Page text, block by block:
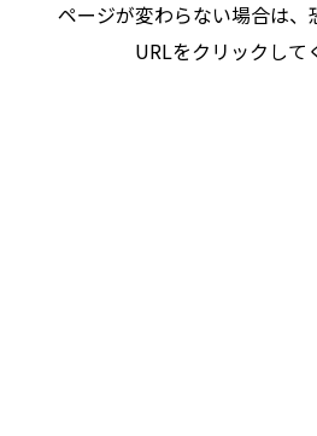
ページが変わらない場合は
URLをクリックして